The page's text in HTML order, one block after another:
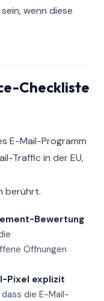
wenn diese
Checkliste
E-Mail-Programm
Traffic in der EU,
berührt.
Bewertung
Öffnungen
Pixel explizit
die E-Mail-